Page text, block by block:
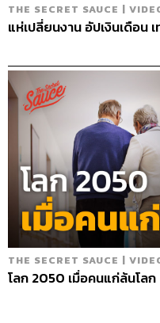
THE SECRET SAUCE |
แห่เปลี่ยนงาน อัปเงินเดือน
THE SECRET SAUCE |
โลก 2050 เมื่อคนแก่ล้นโลก